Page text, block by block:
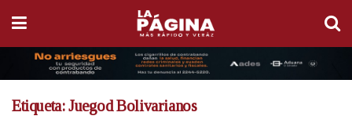
Etiqueta:Juegod Bolivarianos